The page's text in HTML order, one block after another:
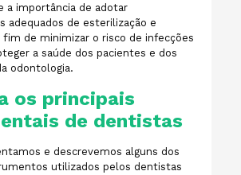
a importância de adotar
adequados de esterilização e
fim de minimizar o risco de infecções
a saúde dos pacientes e dos
odontologia.
os principais
de dentistas
e descrevemos alguns dos
utilizados pelos dentistas